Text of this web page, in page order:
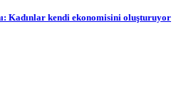
Kadınlar kendi ekonomisini oluşturuyor